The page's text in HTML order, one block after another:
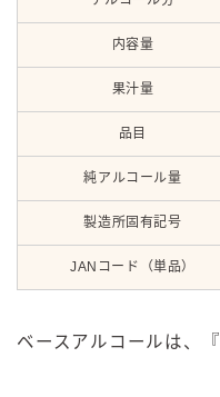
内容量
果汁量
品目
純アルコール量
製造所固有記号
JANコード（単品）
ベースアルコールは、『